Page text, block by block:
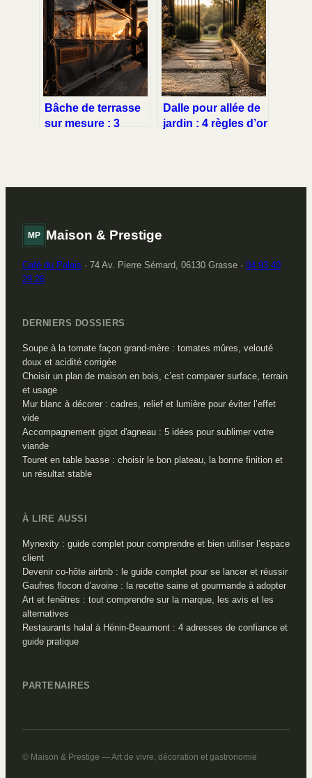
sigle et l’utiliser à
bon escient
étapes simples
Bâche de terrasse
sur mesure : 3
extérieur toute
Dalle pour allée de
jardin : 4 règles d’or
MP Maison & Prestige
Café du Palais · 74 Av. Pierre Sémard, 06130 Grasse · 04 93 40
29 26
DERNIERS DOSSIERS
Soupe à la tomate façon grand-mère : tomates mûres, velouté
doux et acidité corrigée
Choisir un plan de maison en bois, c’est comparer surface, terrain
et usage
Mur blanc à décorer : cadres, relief et lumière pour éviter l’effet
vide
Accompagnement gigot d'agneau : 5 idées pour sublimer votre
viande
Touret en table basse : choisir le bon plateau, la bonne finition et
un résultat stable
À LIRE AUSSI
Mynexity : guide complet pour comprendre et bien utiliser l’espace
client
Devenir co-hôte airbnb : le guide complet pour se lancer et réussir
Gaufres flocon d’avoine : la recette saine et gourmande à adopter
Art et fenêtres : tout comprendre sur la marque, les avis et les
alternatives
Restaurants halal à Hénin-Beaumont : 4 adresses de confiance et
guide pratique
PARTENAIRES
© Maison & Prestige — Art de vivre, décoration et gastronomie